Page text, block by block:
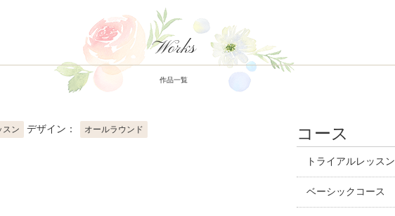
Works
作品一覧
スン デザイン： オールラウンド コース
トライアルレッスン
ベーシックコース